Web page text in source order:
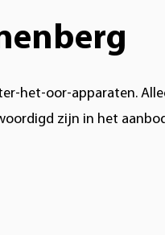
het-oor-apparaten.
zijn in het